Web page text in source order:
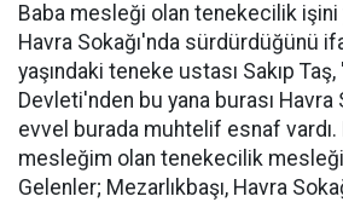
Baba mesleği olan tenekecilik işini
Havra Sokağı'nda sürdürdüğünü
yaşındaki teneke ustası Sakıp Taş,
Devleti'nden bu yana burası Havra
evvel burada muhtelif esnaf
mesleğim olan tenekecilik mesleği
Gelenler; Mezarlıkbaşı, Havra